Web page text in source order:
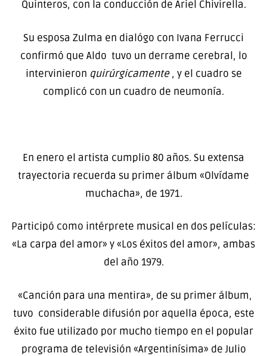
Quinteros, con la conducción de Ariel Chivirella.
Su esposa Zulma en dialógo con Ivana Ferrucci
confirmó que Aldo tuvo un derrame cerebral, lo
intervinieron quirúrgicamente, y el cuadro se
complicó con un cuadro de neumonía.
En enero el artista cumplio 80 años. Su extensa
trayectoria recuerda su primer álbum «Olvídame
muchacha», de 1971.
Participó como intérprete musical en dos películas:
«La carpa del amor» y «Los éxitos del amor», ambas
del año 1979.
«Canción para una mentira», de su primer álbum,
tuvo considerable difusión por aquella época, este
éxito fue utilizado por mucho tiempo en el popular
programa de televisión «Argentinísima» de Julio